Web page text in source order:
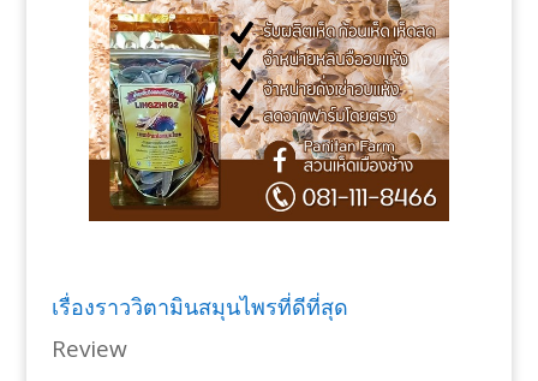
เรื่องราววิตามินสมุนไพรที่ดีที่สุด
Review